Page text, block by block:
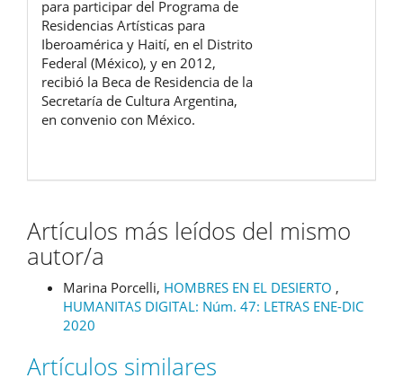
para participar del Programa de
Residencias Artísticas para
Iberoamérica y Haití, en el Distrito
Federal (México), y en 2012,
recibió la Beca de Residencia de la
Secretaría de Cultura Argentina,
en convenio con México.
Artículos más leídos del mismo
autor/a
Marina Porcelli, HOMBRES EN EL DESIERTO ,
HUMANITAS DIGITAL: Núm. 47: LETRAS ENE-DIC
2020
Artículos similares